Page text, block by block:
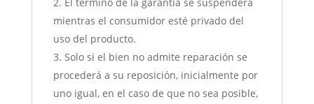
mientras el consumidor esté privado del
uso del producto.
Solo si el bien no admite reparación se
procederá a su reposición, inicialmente por
uno igual, en el caso de que no sea posible,